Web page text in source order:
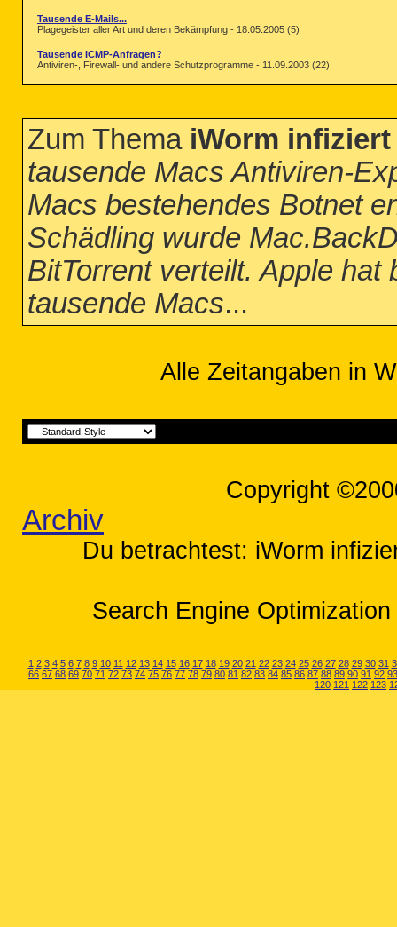
Tausende E-Mails...
Plagegeister aller Art und deren Bekämpfung - 18.05.2005 (5)
Tausende ICMP-Anfragen?
Antiviren-, Firewall- und andere Schutzprogramme - 11.09.2003 (22)
Zum Thema iWorm
tausende Macs Antiviren-
Macs bestehendes Botnet
Schädling wurde
BitTorrent verteilt. Apple
tausende Macs...
Alle Zeitangaben in
Copyright
Archiv
Du betrachtest: iWorm
Search Engine
1 2 3 4 5 6 7 8 9 10 11 12 13 14 15 16 17 18 19 20 21 22 23 24 25 26 27 28 29 30 31
66 67 68 69 70 71 72 73 74 75 76 77 78 79 80 81 82 83 84 85 86 87 88 89 90 91 92 93
120 121 122 123